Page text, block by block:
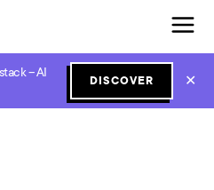
– AI
DISCOVER ✕